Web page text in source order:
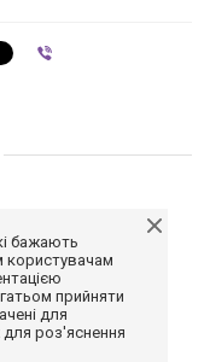
бажають
користувачам
прийняти
для
для роз'яснення